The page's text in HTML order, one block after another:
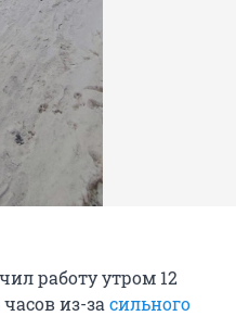
работу утром 12
из-за сильного